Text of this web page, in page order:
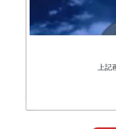
上記